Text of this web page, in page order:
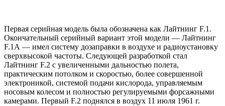
Первая серийная модель была обозначена как Лайтнинг F.1.
Окончательный серийный вариант этой модели — Лайтнинг
F.1A — имел систему дозаправки в воздухе и радиоустановку
сверхвысокой частоты. Следующей разработкой стал
Лайтнинг F.2 с увеличенными дальностью полета,
практическим потолком и скоростью, более совершенной
электроникой, системой подачи кислорода, управляемым
носовым колесом и полностью регулируемыми форсажными
камерами. Первый F.2 поднялся в воздух 11 июля 1961 г.